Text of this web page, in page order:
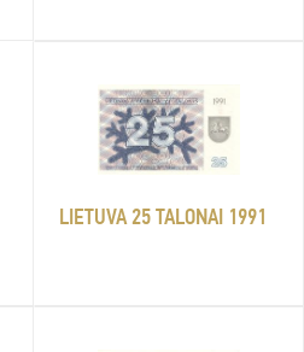
LIETUVA 25 TALONAI 1991